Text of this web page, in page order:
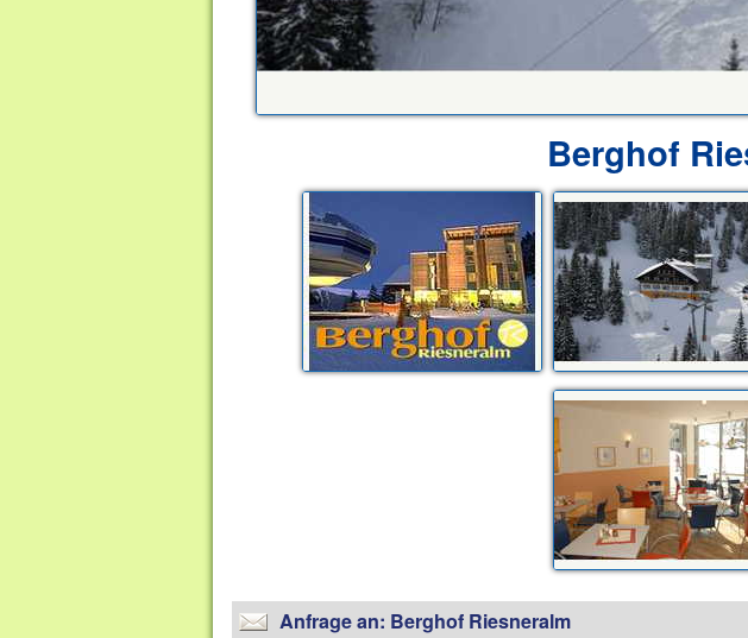
Berghof
Anfrage an: Berghof Riesneralm